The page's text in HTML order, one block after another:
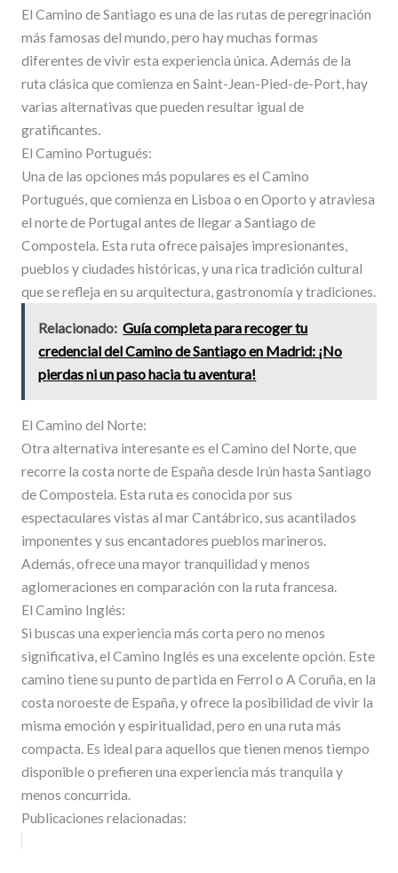
El Camino de Santiago es una de las rutas de peregrinación
más famosas del mundo, pero hay muchas formas
diferentes de vivir esta experiencia única. Además de la
ruta clásica que comienza en Saint-Jean-Pied-de-Port, hay
varias alternativas que pueden resultar igual de
gratificantes.
El Camino Portugués:
Una de las opciones más populares es el Camino
Portugués, que comienza en Lisboa o en Oporto y atraviesa
el norte de Portugal antes de llegar a Santiago de
Compostela. Esta ruta ofrece paisajes impresionantes,
pueblos y ciudades históricas, y una rica tradición cultural
que se refleja en su arquitectura, gastronomía y tradiciones.
Relacionado: Guía completa para recoger tu
credencial del Camino de Santiago en Madrid: ¡No
pierdas ni un paso hacia tu aventura!
El Camino del Norte:
Otra alternativa interesante es el Camino del Norte, que
recorre la costa norte de España desde Irún hasta Santiago
de Compostela. Esta ruta es conocida por sus
espectaculares vistas al mar Cantábrico, sus acantilados
imponentes y sus encantadores pueblos marineros.
Además, ofrece una mayor tranquilidad y menos
aglomeraciones en comparación con la ruta francesa.
El Camino Inglés:
Si buscas una experiencia más corta pero no menos
significativa, el Camino Inglés es una excelente opción. Este
camino tiene su punto de partida en Ferrol o A Coruña, en la
costa noroeste de España, y ofrece la posibilidad de vivir la
misma emoción y espiritualidad, pero en una ruta más
compacta. Es ideal para aquellos que tienen menos tiempo
disponible o prefieren una experiencia más tranquila y
menos concurrida.
Publicaciones relacionadas: